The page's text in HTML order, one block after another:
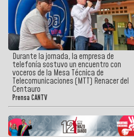
Durante la jornada, la empresa de
telefonía sostuvo un encuentro con
voceros de la Mesa Técnica de
Telecomunicaciones (MTT) Renacer del
Centauro
Prensa CANTV